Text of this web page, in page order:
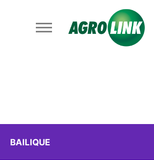
BAILIQUE